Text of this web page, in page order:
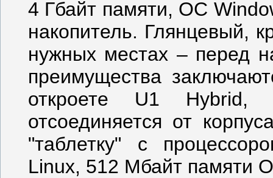
4 Гбайт памяти, ОС
накопитель. Глянцевый,
нужных местах – перед
преимущества
откроете U1 Hybrid,
отсоединяется от
"таблетку" с
Linux, 512 Мбайт памяти